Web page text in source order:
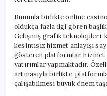
Bununla birlikte online
oldukça fazla ilgi gören
Gelişmiş grafik teknolojileri,
kesintisiz hizmet anlayışı
gösteren platformlar,
yatırımlar yapmaktadır.
artmasıyla birlikte,
çalışabilmesi büyük önem